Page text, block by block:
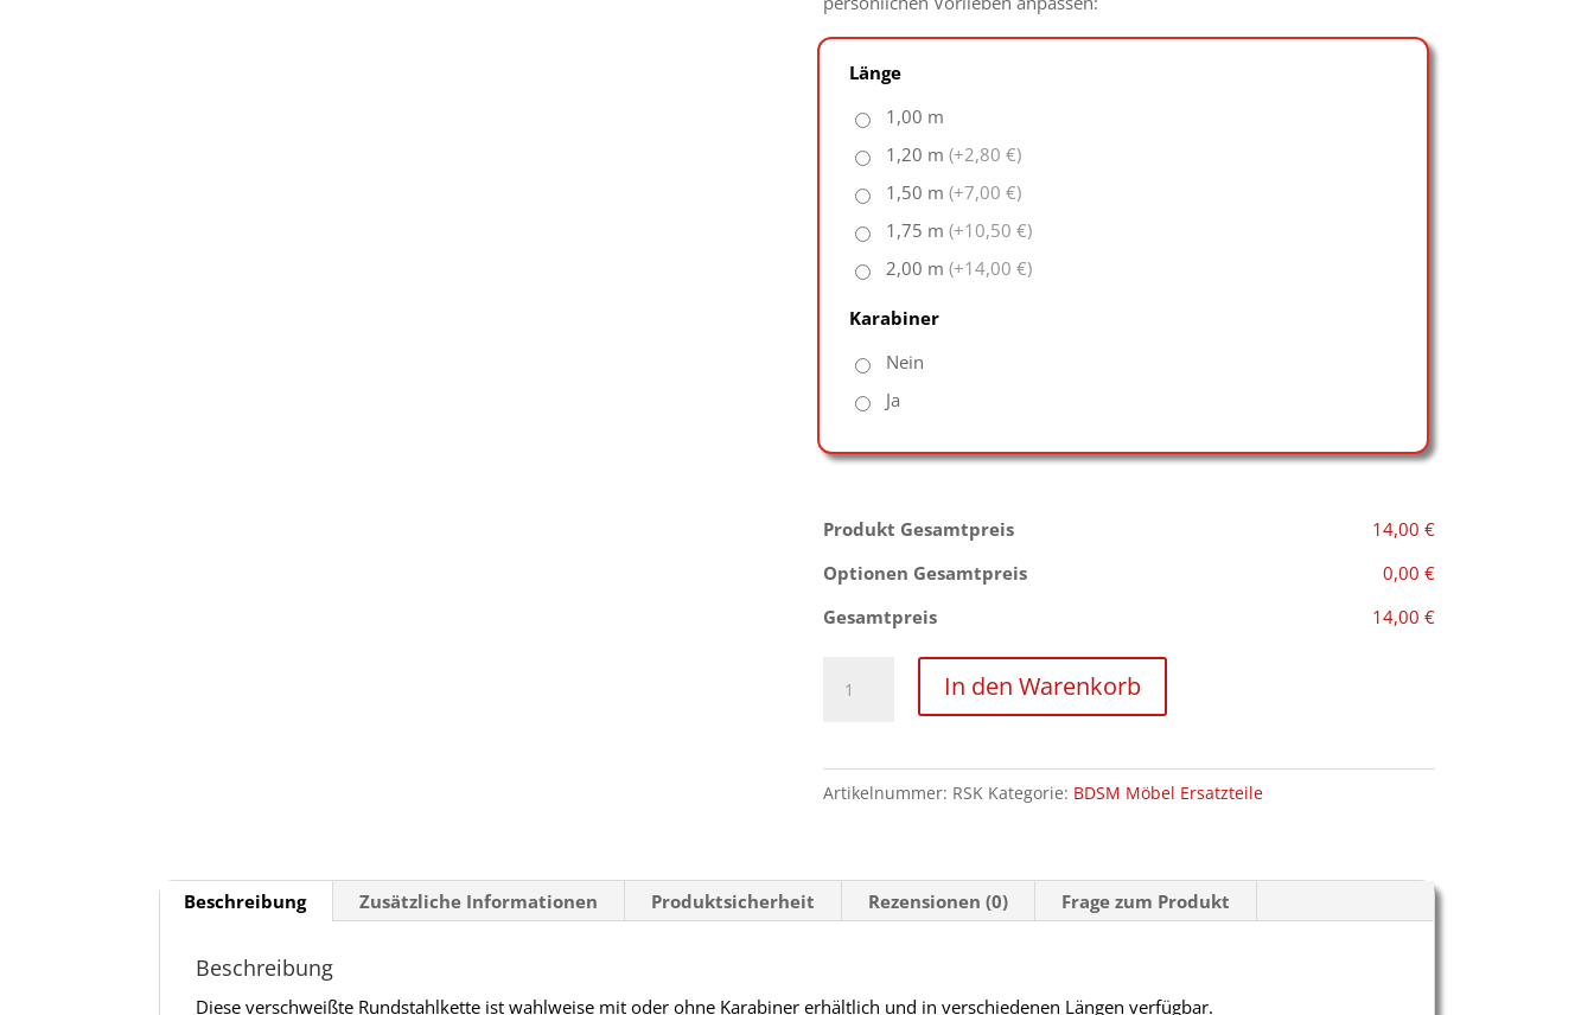
Länge
1,00 m
1,20 m (+2,80 €)
1,50 m (+7,00 €)
1,75 m (+10,50 €)
2,00 m (+14,00 €)
Karabiner
Nein
Ja
Produkt Gesamtpreis
14,00 €
Optionen Gesamtpreis
0,00 €
Gesamtpreis
14,00 €
Menge
In den Warenkorb
Artikelnummer: RSK Kategorie: BDSM Möbel Ersatzteile
Beschreibung Zusätzliche Informationen Produktsicherheit Rezensionen (0) Frage zum Produkt
Beschreibung
Diese verschweißte Rundstahlkette ist wahlweise mit oder ohne Karabiner erhältlich und in verschiedenen Längen verfügbar.